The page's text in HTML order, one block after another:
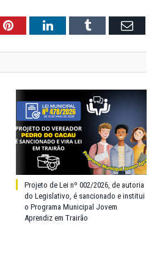
PinterestLinkedInTumblr Email
Projeto de Lei nº 002/2026, de autoria
do Legislativo, é sancionado e institui
o Programa Municipal Jovem
Aprendiz em Trairão